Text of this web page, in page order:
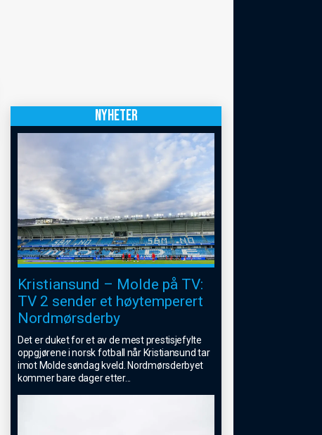
NYHETER
Kristiansund – Molde på TV:
TV 2 sender et høytemperert
Nordmørsderby
Det er duket for et av de mest prestisjefylte
oppgjørene i norsk fotball når Kristiansund tar
imot Molde søndag kveld. Nordmørsderbyet
kommer bare dager etter...